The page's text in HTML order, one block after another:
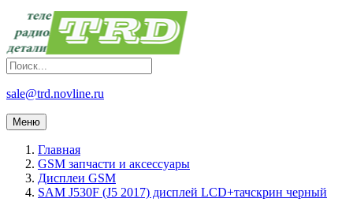
sale@trd.novline.ru
Меню
Главная
GSM запчасти и аксессуары
Дисплеи GSM
SAM J530F (J5 2017) дисплей LCD+тачскрин черный